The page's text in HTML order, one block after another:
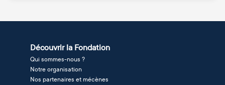
Découvrir la Fondation
Qui sommes-nous ?
Notre organisation
Nos partenaires et mécènes